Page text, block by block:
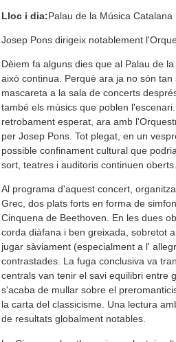
Lloc i dia:Palau de la Música Catalana
Josep Pons dirigeix notablement
Dèiem fa alguns dies que al Palau de
això continua. Perquè ara ja no són
mascareta a la sala de concerts
també els músics que poblen
retrobament esperat, ara amb
per Josep Pons. Tot plegat, en un
possible confinament cultural que
sort, teatres i auditoris continuen
Al programa d'aquest concert,
Grec, dos plats forts en forma de
Cinquena de Beethoven. En les dues
corda diàfana i ben greixada, sobretot
jugar sàviament (especialment a l'
contrastades. La fuga conclusiva va
centrals van tenir el savi equilibri entre
s'acaba de mullar sobre el
la carta del classicisme. Una lectura
de resultats globalment notables.